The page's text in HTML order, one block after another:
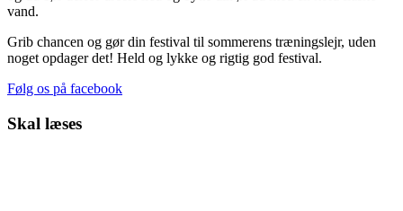
vand.
Grib chancen og gør din festival til sommerens træningslejr, uden
noget opdager det! Held og lykke og rigtig god festival.
Følg os på facebook
Skal læses